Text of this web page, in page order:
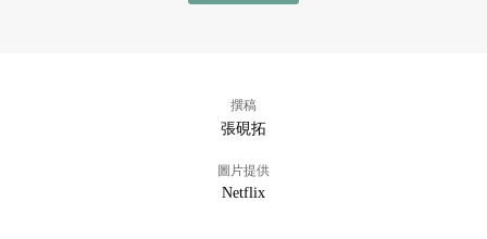
撰稿
張硯拓
圖片提供
Netflix